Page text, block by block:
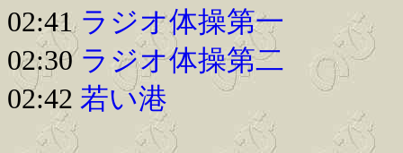
02:41ラジオ体操第一
02:30ラジオ体操第二
02:42 若い港